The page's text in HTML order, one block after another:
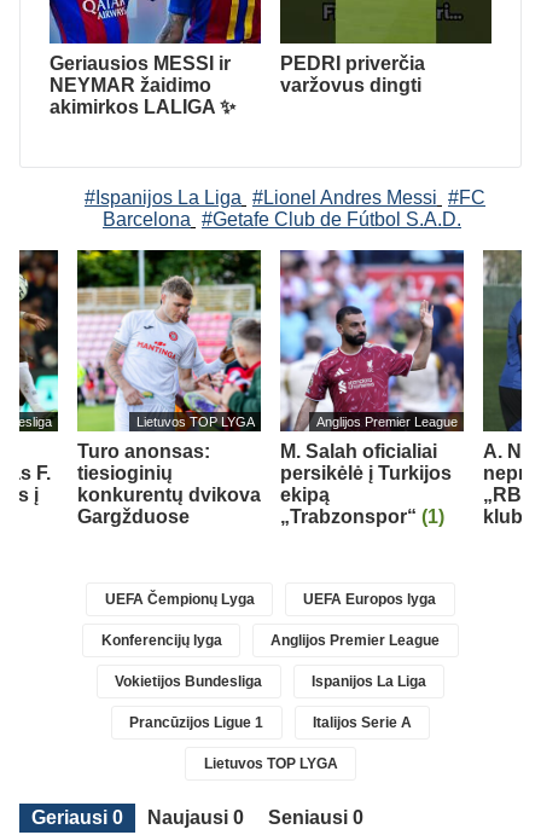
Geriausios MESSI ir
NEYMAR žaidimo
akimirkos LALIGA ✨
PEDRI priverčia
varžovus dingti
#Ispanijos La Liga #Lionel Andres Messi #FC
Barcelona #Getafe Club de Fútbol S.A.D.
F.
į
Lietuvos TOP LYGA
Turo anonsas:
tiesioginių
konkurentų dvikova
Gargžduose
Anglijos Premier League
M. Salah oficialiai
persikėlė į Turkijos
ekipą
„Trabzonspor“ (1)
A.
„RB
UEFA Čempionų Lyga UEFA Europos lyga
Konferencijų lyga Anglijos Premier League
Vokietijos Bundesliga Ispanijos La Liga
Prancūzijos Ligue 1 Italijos Serie A
Lietuvos TOP LYGA
Geriausi 0 Naujausi 0
Seniausi 0